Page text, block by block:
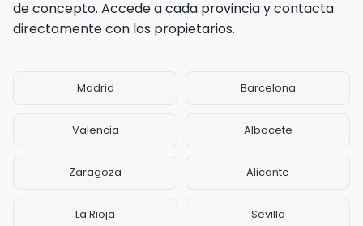
de concepto. Accede a cada provincia y contacta
directamente con los propietarios.
Madrid Barcelona
Valencia Albacete
Zaragoza Alicante
La Rioja Sevilla